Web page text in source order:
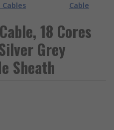
Cable
18 Cores
Grey
Sheath